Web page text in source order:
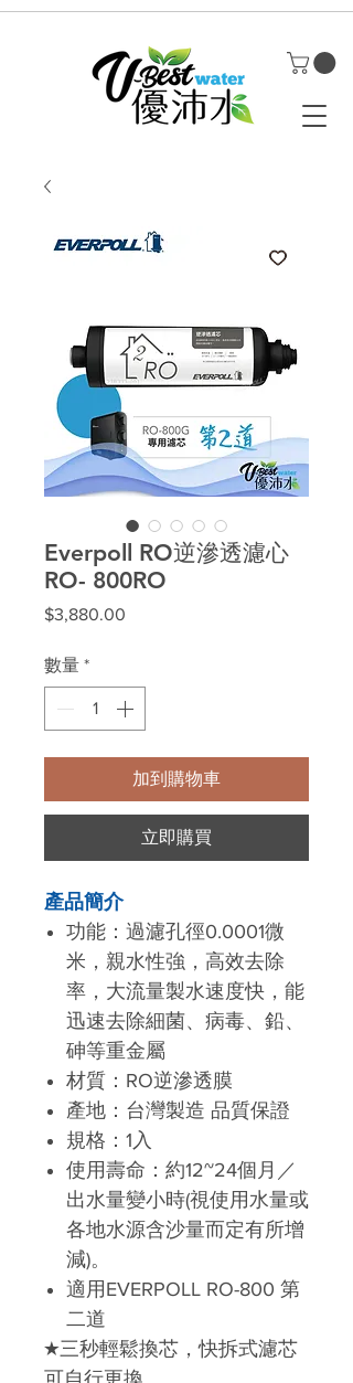
Everpoll RO逆滲透濾心
RO- 800RO
$3,880.00
數量 *
加到購物車
立即購買
產品簡介
功能：過濾孔徑0.0001微
米，親水性強，高效去除
率，大流量製水速度快，能
迅速去除細菌、病毒、鉛、
砷等重金屬
材質：RO逆滲透膜
產地：台灣製造 品質保證
規格： 1 入
使用壽命：約12~24個月／
出水量變小時(視使用水量或
各地水源含沙量而定有所增
減)。
適用 EVERPOLL RO-800 第
二道
★三秒輕鬆換芯，快拆式濾芯
可自行更換